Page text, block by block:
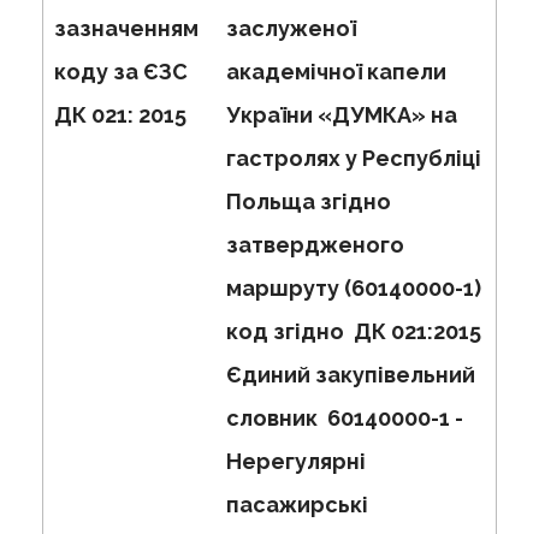
зазначенням
коду за ЄЗС
ДК 021: 2015
заслуженої
академічної капели
України «ДУМКА» на
гастролях у Республіці
Польща згідно
затвердженого
маршруту (60140000-1)
код згідно ДК 021:2015
Єдиний закупівельний
словник 60140000-1 -
Нерегулярні
пасажирські